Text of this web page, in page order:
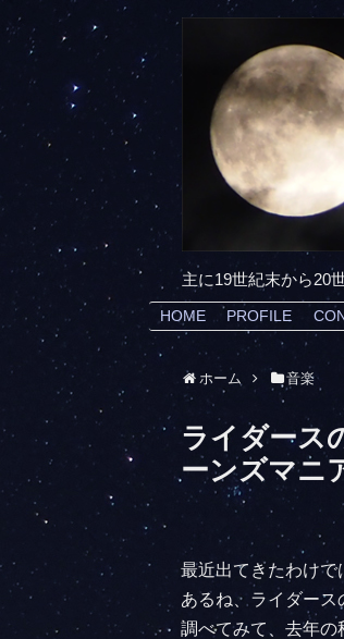
主に19世紀末から20
HOME PROFILE
ホーム 音楽
ライダース
ーンズマニ
最近出てきたわけで
あるね、ライダー
調べてみて、去年の